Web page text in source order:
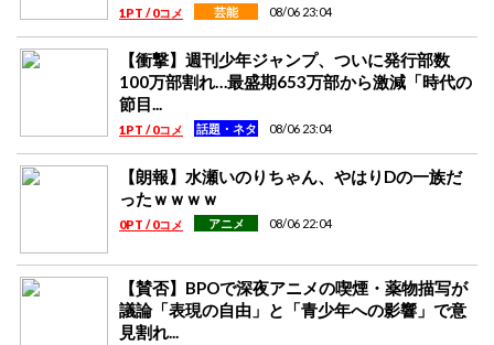
1PT / 0コメ 芸能 08/06 23:04
【衝撃】週刊少年ジャンプ、ついに発行部数
100万部割れ…最盛期653万部から激減「時代の
節目...
1PT / 0コメ 話題・ネタ 08/06 23:04
【朗報】水瀬いのりちゃん、やはりDの一族だ
ったｗｗｗｗ
0PT / 0コメ アニメ 08/06 22:04
【賛否】BPOで深夜アニメの喫煙・薬物描写が
議論「表現の自由」と「青少年への影響」で意
見割れ...